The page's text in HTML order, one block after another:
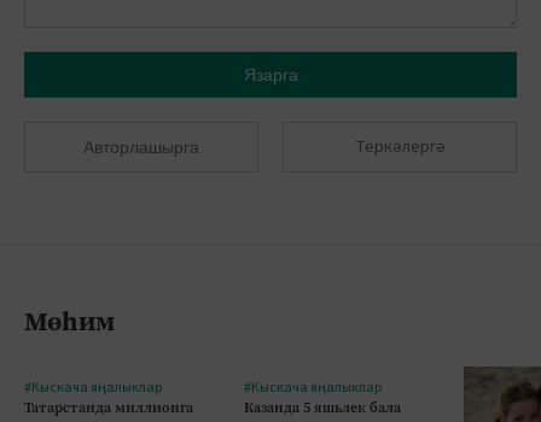
Язарга
Авторлашырга Теркәлергә
Мөһим
#Кыскача яңалыклар
Татарстанда миллионга
#Кыскача яңалыклар
Казанда 5 яшьлек бала